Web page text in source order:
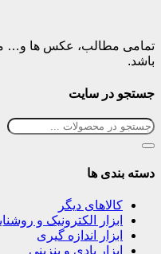
تمامی مطالب، عکس ها و…
باشد.
جستجو در سایت
دسته بندی ها
کالاهای دیگر
ابزار الکترونیک و
ابزار اندازه گیری
ابزار بادی و بنزینی